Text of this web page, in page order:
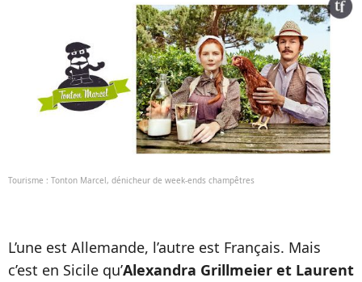
Tourisme : Tonton Marcel, dénicheur de week-ends champêtres
L’une est Allemande, l’autre est Français. Mais
c’est en Sicile qu’Alexandra Grillmeier et Laurent